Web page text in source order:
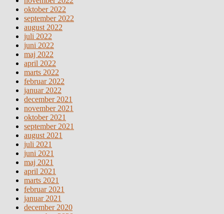
oktober 2022
september 2022
august 2022
juli 2022
juni 2022
maj 2022
april 2022
marts 2022
februar 2022
januar 2022
december 2021
november 2021
oktober 2021
september 2021
august 2021
juli 2021
juni 2021
maj 2021
april 2021
marts 2021
februar 2021
januar 2021
december 2020